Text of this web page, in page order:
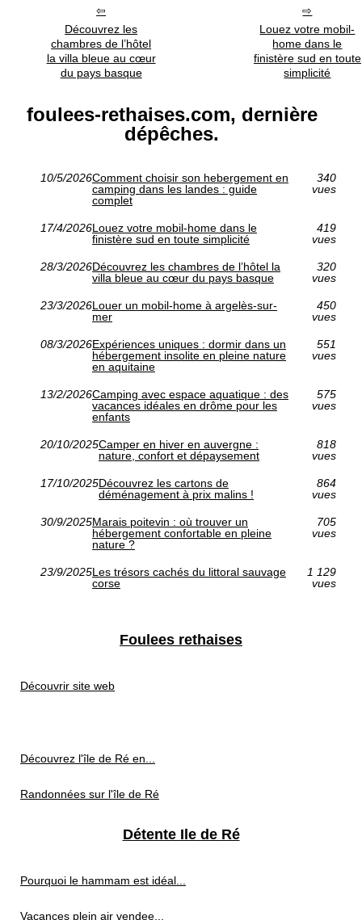
Découvrez les
chambres de l’hôtel
la villa bleue au cœur
du pays basque
Louez votre mobil-
home dans le
finistère sud en toute
simplicité
foulees-rethaises.com, dernière
dépêches.
10/5/2026Comment choisir son hebergement en
camping dans les landes : guide
complet
340
vues
17/4/2026Louez votre mobil-home dans le
finistère sud en toute simplicité
419
vues
28/3/2026Découvrez les chambres de l’hôtel la
villa bleue au cœur du pays basque
320
vues
23/3/2026Louer un mobil-home à argelès-sur-
mer
450
vues
08/3/2026Expériences uniques : dormir dans un
hébergement insolite en pleine nature
en aquitaine
551
vues
13/2/2026Camping avec espace aquatique : des
vacances idéales en drôme pour les
enfants
575
vues
20/10/2025Camper en hiver en auvergne :
nature, confort et dépaysement
818
vues
17/10/2025Découvrez les cartons de
déménagement à prix malins !
864
vues
30/9/2025Marais poitevin : où trouver un
hébergement confortable en pleine
nature ?
705
vues
23/9/2025Les trésors cachés du littoral sauvage
corse
1 129
vues
Foulees rethaises
Découvrir site web
Découvrez l'île de Ré en...
Randonnées sur l'île de Ré
Détente Ile de Ré
Pourquoi le hammam est idéal...
Vacances plein air vendee...